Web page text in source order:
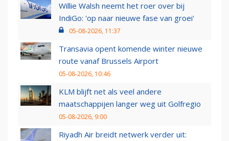
Willie Walsh neemt het roer over bij
IndiGo: 'op naar nieuwe fase van groei'
05-08-2026, 11:37
Transavia opent komende winter nieuwe
route vanaf Brussels Airport
05-08-2026, 10:46
KLM blijft net als veel andere
maatschappijen langer weg uit Golfregio
05-08-2026, 9:00
Riyadh Air breidt netwerk verder uit: